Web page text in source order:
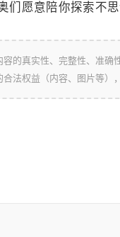
们愿意陪你探索不
的真实性、完整性、准确
法权益（内容、图片等）